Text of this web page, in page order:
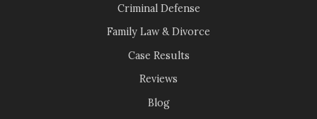
Criminal Defense
Family Law & Divorce
Case Results
Reviews
Blog